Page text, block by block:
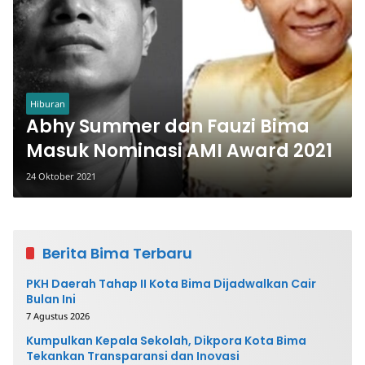
Hiburan
Abhy Summer dan Fauzi Bima
Masuk Nominasi AMI Award 2021
24 Oktober 2021
Berita Bima Terbaru
PKH Daerah Tahap II Kota Bima Dijadwalkan Cair
Bulan Ini
7 Agustus 2026
Kumpulkan Kepala Sekolah, Dikpora Kota Bima
Tekankan Transparansi dan Inovasi